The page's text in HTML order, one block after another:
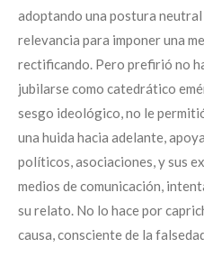
adoptando una postura
relevancia para imponer una
rectificando. Pero prefirió no
jubilarse como catedrático
sesgo ideológico, no le
una huida hacia adelante,
políticos, asociaciones, y sus
medios de comunicación,
su relato. No lo hace por
causa, consciente de la